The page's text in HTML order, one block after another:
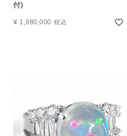
付)
¥ 1,980,000 税込